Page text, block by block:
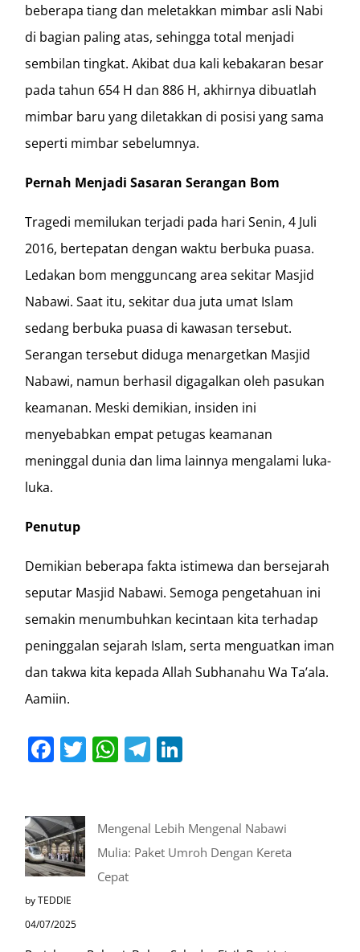
beberapa tiang dan meletakkan mimbar asli Nabi
di bagian paling atas, sehingga total menjadi
sembilan tingkat. Akibat dua kali kebakaran besar
pada tahun 654 H dan 886 H, akhirnya dibuatlah
mimbar baru yang diletakkan di posisi yang sama
seperti mimbar sebelumnya.
Pernah Menjadi Sasaran Serangan Bom
Tragedi memilukan terjadi pada hari Senin, 4 Juli
2016, bertepatan dengan waktu berbuka puasa.
Ledakan bom mengguncang area sekitar Masjid
Nabawi. Saat itu, sekitar dua juta umat Islam
sedang berbuka puasa di kawasan tersebut.
Serangan tersebut diduga menargetkan Masjid
Nabawi, namun berhasil digagalkan oleh pasukan
keamanan. Meski demikian, insiden ini
menyebabkan empat petugas keamanan
meninggal dunia dan lima lainnya mengalami luka-
luka.
Penutup
Demikian beberapa fakta istimewa dan bersejarah
seputar Masjid Nabawi. Semoga pengetahuan ini
semakin menumbuhkan kecintaan kita terhadap
peninggalan sejarah Islam, serta menguatkan iman
dan takwa kita kepada Allah Subhanahu Wa Ta’ala.
Aamiin.
Facebook
Twitter
WhatsApp
Telegram
Mengenal Lebih Mengenal Nabawi
Mulia: Paket Umroh Dengan Kereta
Cepat
by TEDDIE
04/07/2025